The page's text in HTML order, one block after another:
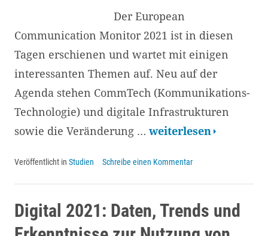
Jörg
Reschke
Der European
Communication Monitor 2021 ist in diesen
Tagen erschienen und wartet mit einigen
interessanten Themen auf. Neu auf der
Agenda stehen CommTech (Kommunikations-
Technologie) und digitale Infrastrukturen
sowie die Veränderung … European
Monitor
zu
CommTech
weiterlesen
Veröffentlicht in Studien Schreibe einen Kommentar
Digital 2021: Daten, Trends und